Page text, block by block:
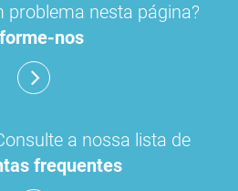
problema nesta página?
nos
a nossa lista de
frequentes